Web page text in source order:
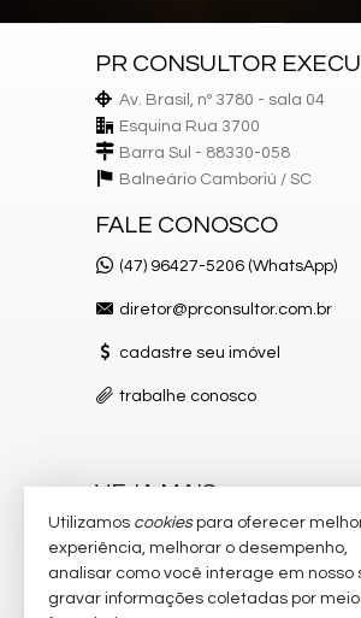
PR CONSULTOR
Av. Brasil, nº 3780 - sala 04
Esquina Rua 3700
Barra Sul - 88330-058
Balneário Camboriú / SC
FALE CONOSCO
(47) 96427-5206 (WhatsApp)
diretor@prconsultor.com.br
cadastre seu imóvel
trabalhe conosco
VEJA MAIS
receba nosso newsletter
indicadores financeiros
Utilizamos cookiespara oferecer
experiência, melhorar o desempenho,
analisar como você interage em nosso
gravar informações coletadas por